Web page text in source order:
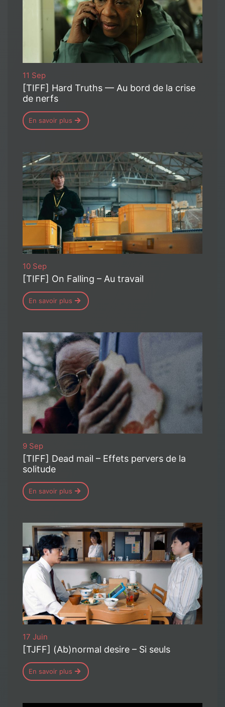
11 Sep
[TIFF] Hard Truths — Au bord de la crise
de nerfs
En savoir plus
10 Sep
[TIFF] On Falling – Au travail
En savoir plus
9 Sep
[TIFF] Dead mail – Effets pervers de la
solitude
En savoir plus
17 Juin
[TJFF] (Ab)normal desire – Si seuls
En savoir plus